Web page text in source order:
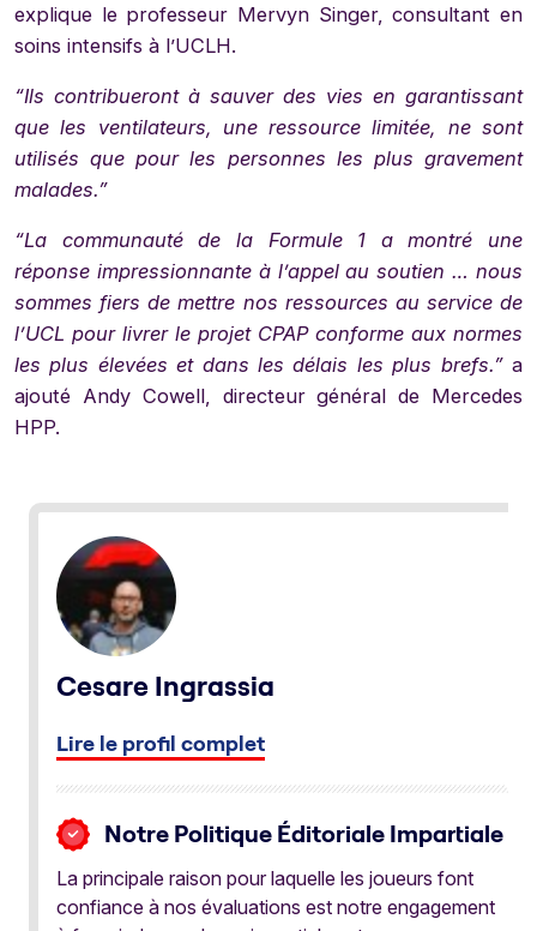
explique le professeur Mervyn Singer, consultant en
soins intensifs à l’UCLH.
“Ils contribueront à sauver des vies en garantissant
que les ventilateurs, une ressource limitée, ne sont
utilisés que pour les personnes les plus gravement
malades.”
“La communauté de la Formule 1 a montré une
réponse impressionnante à l’appel au soutien … nous
sommes fiers de mettre nos ressources au service de
l’UCL pour livrer le projet CPAP conforme aux normes
les plus élevées et dans les délais les plus brefs.”a
ajouté Andy Cowell, directeur général de Mercedes
HPP.
Cesare Ingrassia
Lire le profil complet
Notre Politique Éditoriale Impartiale
La principale raison pour laquelle les joueurs font
confiance à nos évaluations est notre engagement